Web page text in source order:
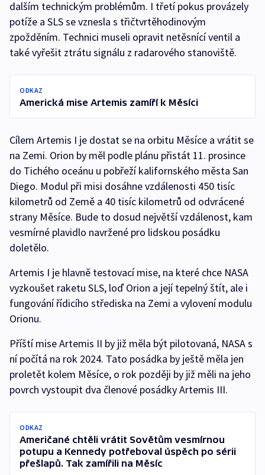
dalším technickým problémům. I třetí pokus provázely
potíže a SLS se vznesla s třičtvrtěhodinovým
zpožděním. Technici museli opravit netěsnící ventil a
také vyřešit ztrátu signálu z radarového stanoviště.
ODKAZ
Americká mise Artemis zamíří k Měsíci
Cílem Artemis I je dostat se na orbitu Měsíce a vrátit se
na Zemi. Orion by měl podle plánu přistát 11. prosince
do Tichého oceánu u pobřeží kalifornského města San
Diego. Modul při misi dosáhne vzdálenosti 450 tisíc
kilometrů od Země a 40 tisíc kilometrů od odvrácené
strany Měsíce. Bude to dosud největší vzdálenost, kam
vesmírné plavidlo navržené pro lidskou posádku
doletělo.
Artemis I je hlavně testovací mise, na které chce NASA
vyzkoušet raketu SLS, loď Orion a její tepelný štít, ale i
fungování řídicího střediska na Zemi a vylovení modulu
Orionu.
Příští mise Artemis II by již měla být pilotovaná, NASA s
ní počítá na rok 2024. Tato posádka by ještě měla jen
proletět kolem Měsíce, o rok později by již měli na jeho
povrch vystoupit dva členové posádky Artemis III.
ODKAZ
Američané chtěli vrátit Sovětům vesmírnou
potupu a Kennedy potřeboval úspěch po sérii
přešlapů. Tak zamířili na Měsíc